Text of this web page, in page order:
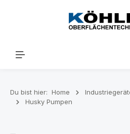
Zum Hauptinhalt springen
Du bist hier: Home
Husky Pumpen